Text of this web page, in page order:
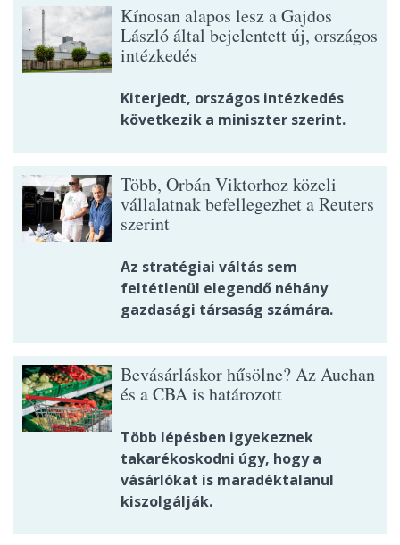
Kínosan alapos lesz a Gajdos
László által bejelentett új, országos
intézkedés
Kiterjedt, országos intézkedés
következik a miniszter szerint.
Több, Orbán Viktorhoz közeli
vállalatnak befellegezhet a Reuters
szerint
Az stratégiai váltás sem
feltétlenül elegendő néhány
gazdasági társaság számára.
Bevásárláskor hűsölne? Az Auchan
és a CBA is határozott
Több lépésben igyekeznek
takarékoskodni úgy, hogy a
vásárlókat is maradéktalanul
kiszolgálják.